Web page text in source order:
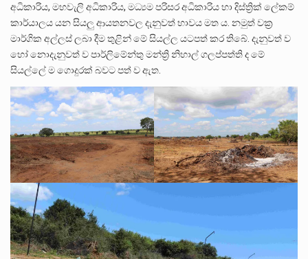
අධිකාරිය, මහවැලි අධිකාරිය, මධ්‍යම පරිසර අධිකාරිය හා දිස්ත්‍රික් ලේකම්
කාර්යාලය යන සියලු ආයතනවල දැනුවත් භාවය මත ය. නමුත් වක්‍ර
මාර්ගික අල්ලස් ලබා දීම තුළින් මේ සියල්ල යටපත් කර තිබේ. දැනුවත් ව
හෝ නොදැනුවත් ව පාර්ලිමේන්තු මන්ත්‍රි නිහාල් ගලප්පත්ති ද මේ
සියල්ලේ ම ගොදුරක් බවට පත් ව ඇත.